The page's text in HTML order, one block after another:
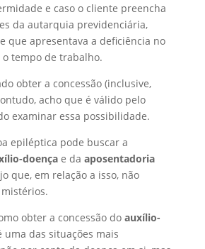
e caso o cliente preencha
da autarquia previdenciária,
que apresentava a deficiência no
tempo de trabalho.
obter a concessão (inclusive,
acho que é válido pelo
examinar essa possibilidade.
epiléptica pode buscar a
doençae da aposentadoria
que, em relação a isso, não
obter a concessão do auxílio-
uma das situações mais